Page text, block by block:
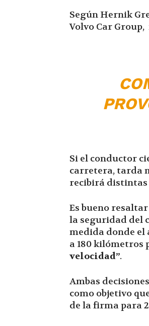
Según Hernik
Volvo Car
Si el conductor
carretera, tarda
recibirá distintas
Es bueno
la seguridad del
medida donde el
a 180 kilómetros
velocidad”.
Ambas
como objetivo
de la firma para